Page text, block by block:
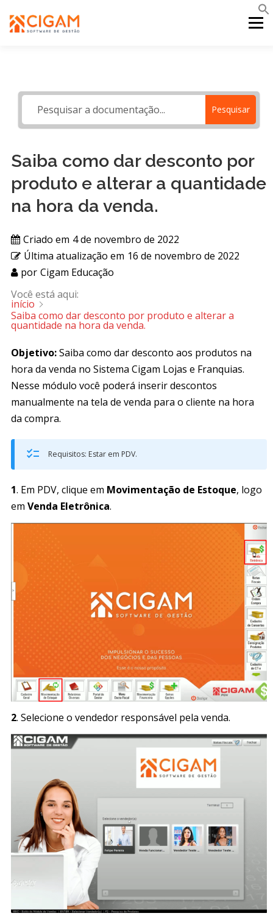
para
Menu
PORTAL WEB MOBILE SUPORTE Pesquisar
Saiba como dar desconto por
produto e alterar a quantidade
na hora da venda.
Criado em 4 de novembro de 2022
Última atualização em 16 de novembro de 2022
por Cigam Educação
Você está aqui:
início
Saiba como dar desconto por produto e alterar a
quantidade na hora da venda.
Objetivo:Saiba como dar desconto aos produtos na
hora da venda no Sistema Cigam Lojas e Franquias.
Nesse módulo você poderá inserir descontos
manualmente na tela de venda para o cliente na hora
da compra.
Requisitos: Estar em PDV.
1. Em PDV, clique em Movimentação de Estoque, logo
em Venda Eletrônica.
2. Selecione o vendedor responsável pela venda.